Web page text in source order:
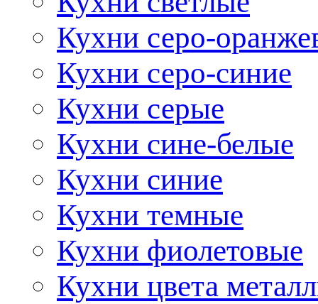
Кухни серо-
Кухни серо-синие
Кухни серые
Кухни сине-белые
Кухни синие
Кухни темные
Кухни фиолетовые
Кухни цвета